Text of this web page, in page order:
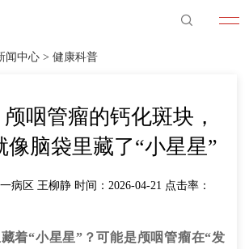
闻中心 > 健康科普
颅咽管瘤的钙化斑块，
像脑袋里藏了“小星星”
病区 王柳静 时间：2026-04-21 点击率：
着“小星星”？可能是颅咽管瘤在“发